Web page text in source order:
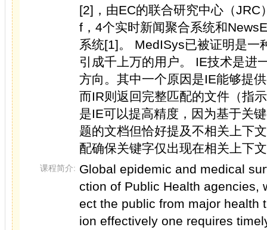
[2]，由EC的联合研究中心（
f，4个实时新闻聚合系统和
系统[1]。 MedISys已被证明是一
引成千上万的用户。 IE技术是进
方向。其中一个原因是IE能够提
而IR则返回完整匹配的文件（指
是IE可以提高精度，因为基于关
题的文档但恰好提及不相关上下
配确保关键字仅出现在相关上下
课程简介: Global epidemic and medical
ction of Public Health agencies,
ect the public from major health
ion effectively one requires